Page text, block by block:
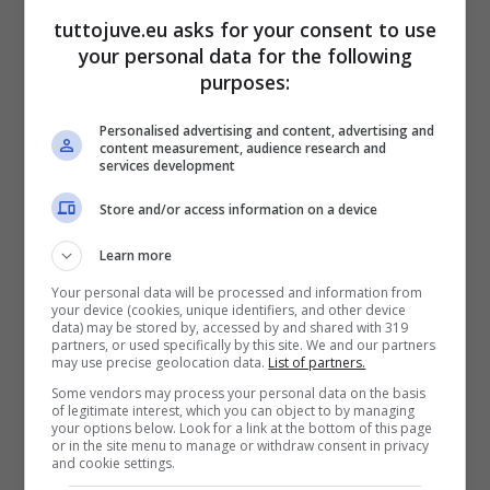
Haaland
Lo stesso discorso vale per un calciatore di
livello internazionale come
Infatti, nelle prime tre partite di campionato,
l’attaccante francese ha realizzatotre reti come
Vlahovic , ma i palloni toccati dal giocatore del
Real Madrid sono stati 202 contro i 57
dell’attaccante serbo.
Quest’ultimadifferenza abissale
tuttojuve.eu asks for your consent to use
your personal data for the following
purposes:
Personalised advertising and content, advertising and
content measurement, audience research and
services development
Store and/or access information on a device
Learn more
Your personal data will be processed and information from
your device (cookies, unique identifiers, and other device
data) may be stored by, accessed by and shared with 319
partners, or used specifically by this site. We and our partners
may use precise geolocation data. List of partners.
Some vendors may process your personal data on the basis
of legitimate interest, which you can object to by managing
your options below. Look for a link at the bottom of this page
or in the site menu to manage or withdraw consent in privacy
and cookie settings.